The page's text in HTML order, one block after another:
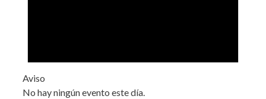
Aviso
No hay ningún evento este día.